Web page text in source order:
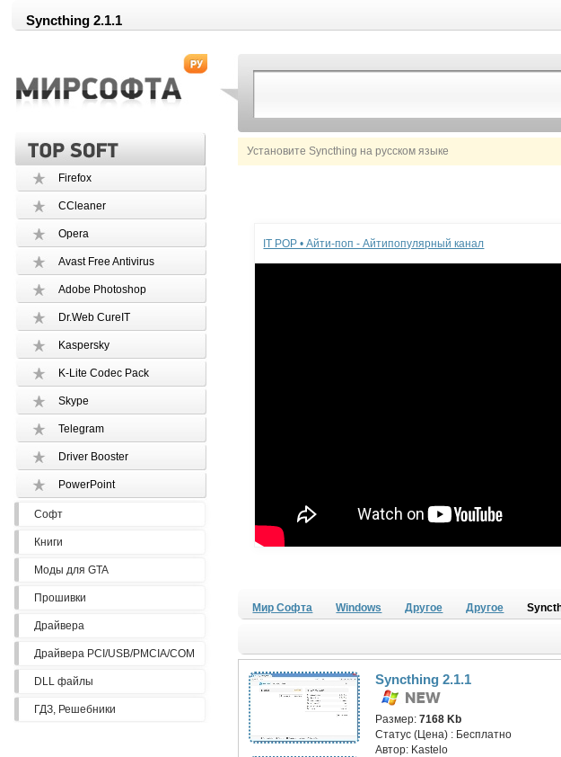
Syncthing 2.1.1
Установите Syncthing на русском языке
Firefox
CCleaner
Opera
Avast Free Antivirus
Adobe Photoshop
Dr.Web CureIT
Kaspersky
K-Lite Codec Pack
Skype
Telegram
Driver Booster
PowerPoint
Софт
Книги
Моды для GTA
Прошивки
Драйвера
Драйвера PCI/USB/PMCIA/COM
DLL файлы
ГДЗ, Решебники
IT POP • Айти-поп - Айтипопулярный канал
Мир Софта Windows Другое Другое
Syncthing 2.1.1
Размер:7168 Kb
Статус (Цена) : Бесплатно
Автор: Kastelo